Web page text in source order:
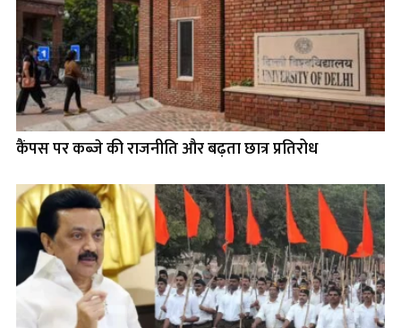
कैंपस पर कब्ज़े की राजनीति और बढ़ता छात्र प्रतिरोध